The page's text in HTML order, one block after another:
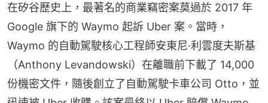
在矽谷歷史上，最著名的商業竊密案莫過於 2017 年
Google 旗下的 Waymo 起訴 Uber 案。當時，
Waymo 的自動駕駛核心工程師安東尼·利雲度夫斯基
（Anthony Levandowski）在離職前下載了 14,000
份機密文件，隨後創立了自動駕駛卡車公司 Otto，並